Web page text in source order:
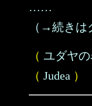
……
（→続きは
（ ユダヤ
（ Judea ）